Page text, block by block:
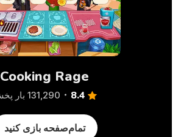
Cooking Rage
8.4 131,290 بار پخش
تمام‌صفحه بازی کنید